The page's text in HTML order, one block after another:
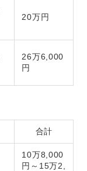
20万円
26万6,000
円
合計
10万8,000
円～15万2,